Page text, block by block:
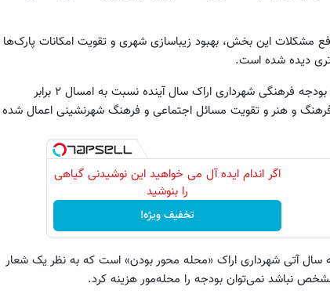
مشکلات این بخش، بهبود زیباسازی شهری و تقویت امکانات پارک‌ها
دیده شده است.
نایب رئیس شورای اسلامی کلانشهر اراک ادامه داد: بودجه فرهنگی شهرداری اراک سال آینده نسبت به امسال ۲ برابر
و هنر و تقویت مسائل اجتماعی و فرهنگ شهرنشینی اعمال شده
اگر اندام ایده آل می خواهید این نوشیدنی گیاهی
را بنوشید
تخفیف ویژه!
سال آتی شهرداری اراک «محله محور بودن» است که به نظر یک شعار
نباشد نمی‌توان بودجه را محله‌مور هزینه کرد.
نرم افزار حسابداری پیشران